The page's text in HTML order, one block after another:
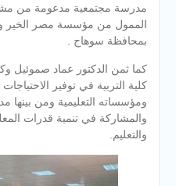
مدرسة مجتمعية مدعومة من
الممول من مؤسسة مصر الخير
بمحافظة سوهاج .
كما ثمن الدكتور عماد صموئيل
كلية التربية في توفير
ومؤسساته التعليمية ومن بينها
والمشاركة في تنمية قدرات
والتعليم.